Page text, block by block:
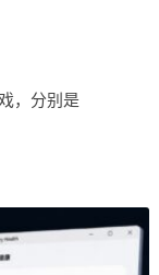
，分别是